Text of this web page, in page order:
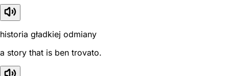
historia gładkiej odmiany
a story that is ben trovato.